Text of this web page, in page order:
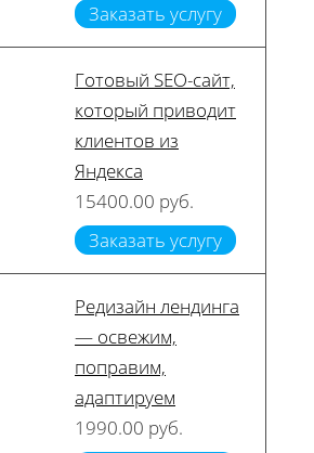
Заказать услугу
Готовый SEO-сайт,
который приводит
клиентов из
Яндекса
15400.00 руб.
Заказать услугу
Редизайн лендинга
— освежим,
поправим,
адаптируем
1990.00 руб.